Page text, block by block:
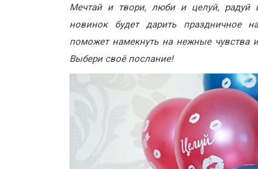
Мечтай и твори, люби и целуй, радуй
новинок будет дарить праздничное
поможет намекнуть на нежные чувства
Выбери своё послание!